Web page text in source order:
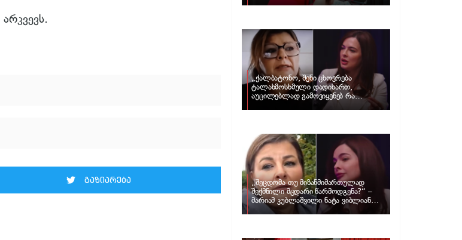
გაზიარება
„ქალბატონო, შენი ცხოვრება
ტალახმოსხმული დადიხართ,
აუცილებლად გამოვიყენებ რა
ინფორმაციაც მაქვს“… – რა
„შეცდომა თუ მიზანმიმართულად
შექმნილი მცდარი წარმოდგენა?“ –
მარიამ კუბლაშვილი ნატა ვიბლიანის
საქმეზე ვიდეომიმართვას ავრცელებს